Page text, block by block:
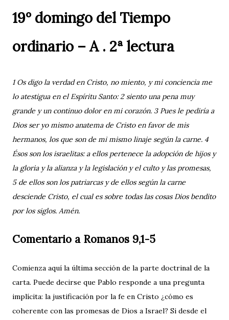
19º domingo del Tiempo
ordinario – A . 2ª lectura
1 Os digo la verdad en Cristo, no miento, y mi conciencia me
lo atestigua en el Espíritu Santo: 2 siento una pena muy
grande y un continuo dolor en mi corazón. 3 Pues le pediría a
Dios ser yo mismo anatema de Cristo en favor de mis
hermanos, los que son de mi mismo linaje según la carne. 4
Ésos son los israelitas: a ellos pertenece la adopción de hijos y
la gloria y la alianza y la legislación y el culto y las promesas,
5 de ellos son los patriarcas y de ellos según la carne
desciende Cristo, el cual es sobre todas las cosas Dios bendito
por los siglos. Amén.
Comentario a Romanos 9,1-5
Comienza aquí la última sección de la parte doctrinal de la
carta. Puede decirse que Pablo responde a una pregunta
implícita: la justificación por la fe en Cristo ¿cómo es
coherente con las promesas de Dios a Israel? Si desde el